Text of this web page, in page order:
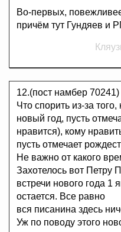
Во-первых,
причём тут Гундяев и
12.(пост намбер 70241)
Что спорить из-за
новый год, пусть
нравится), кому
пусть отмечает
Не важно от какого
Захотелось вот Петру
встречи нового года 1
остается. Все равно
вся писанина здесь
Уж по поводу этого